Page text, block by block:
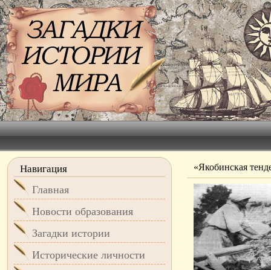
«Якобинская
Навигация
Главная
Новости образования
Загадки истории
Исторические личности